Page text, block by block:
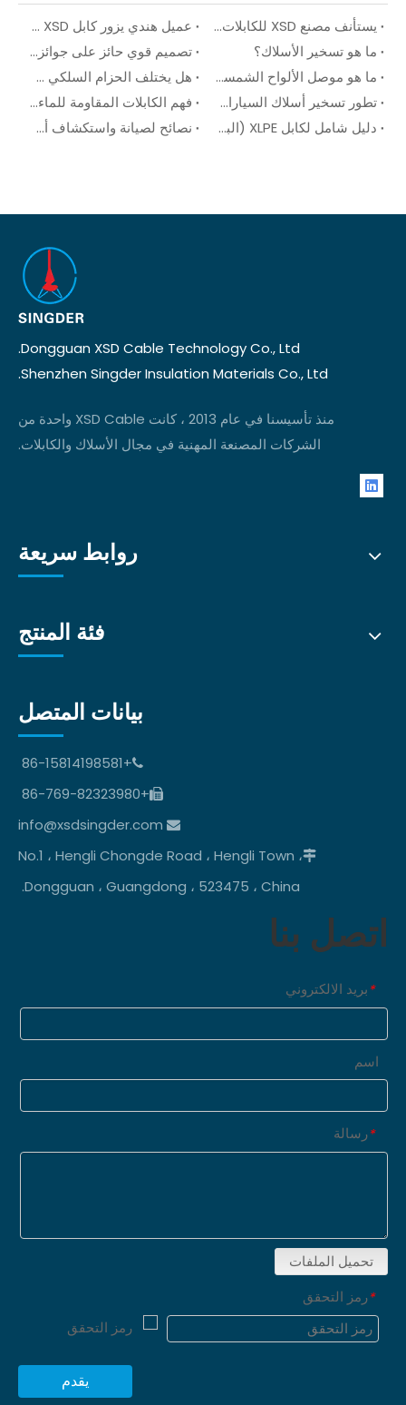
عميل هندي يزور كابل XSD لاستكشاف تعاون استراتيجي أعمق
يستأنف مصنع XSD للكابلات عملياته
تصميم قوي حائز على جوائز: تهانينا لشركة DragonFly Smart Lighting على جائزة التصميم الأسترالي الجيد لعام 2025!
ما هو تسخير الأسلاك؟
هل يختلف الحزام السلكي عن الحزام الكهربائي؟
ما هو موصل الألواح الشمسية؟
فهم الكابلات المقاومة للماء: الفوائد والتطبيقات والأنواع
تطور تسخير أسلاك السيارات على مدى العقود
نصائح لصيانة واستكشاف أخطاء أسلاك أسلاك السيارات وإصلاحها
دليل شامل لكابل XLPE (البولي إيثيلين متشابك): الخصائص والفوائد والتطبيقات
Dongguan XSD Cable Technology Co., Ltd.
Shenzhen Singder Insulation Materials Co., Ltd.
منذ تأسيسنا في عام 2013 ، كانت XSD Cable واحدة من
الشركات المصنعة المهنية في مجال الأسلاك والكابلات.
روابط سريعة
فئة المنتج
بيانات المتصل

+86-15814198581

+86-769-82323980

info@xsdsingder.com
No.1 ، Hengli Chongde Road ، Hengli Town ،
Dongguan ، Guangdong ، 523475 ، China.
اتصل بنا
*بريد الالكتروني
اسم
*رسالة
تحميل الملفات
*رمز التحقق
يقدم